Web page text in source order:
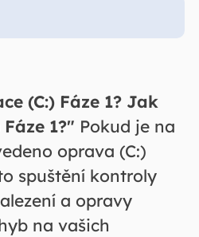
(C:) Fáze 1? Jak
1?" Pokud je na
oprava (C:)
spuštění kontroly
a opravy
na vašich